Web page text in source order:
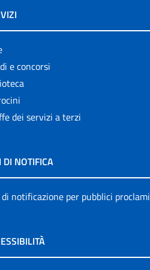
e concorsi
dei servizi a terzi
DI NOTIFICA
notificazione per pubblici proclami